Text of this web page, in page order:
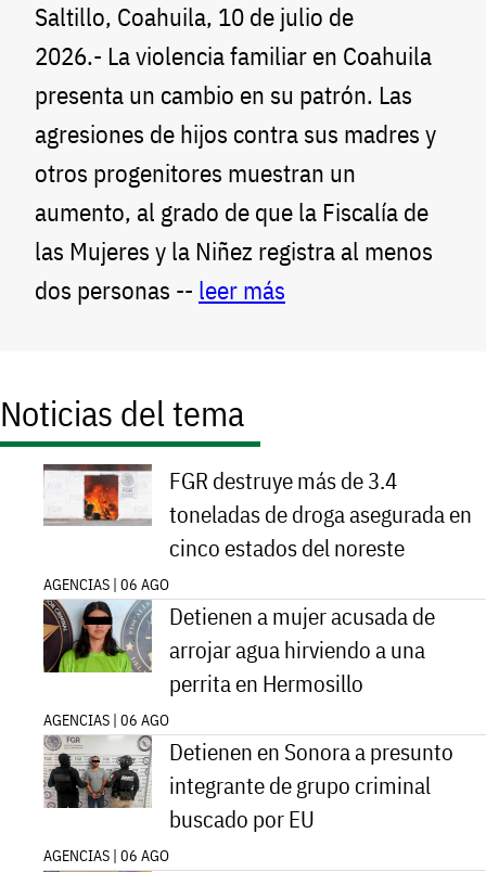
Saltillo, Coahuila, 10 de julio de
2026.- La violencia familiar en Coahuila
presenta un cambio en su patrón. Las
agresiones de hijos contra sus madres y
otros progenitores muestran un
aumento, al grado de que la Fiscalía de
las Mujeres y la Niñez registra al menos
dos personas -- leer más
Noticias del tema
FGR destruye más de 3.4
toneladas de droga asegurada en
cinco estados del noreste
AGENCIAS | 06 AGO
Detienen a mujer acusada de
arrojar agua hirviendo a una
perrita en Hermosillo
AGENCIAS | 06 AGO
Detienen en Sonora a presunto
integrante de grupo criminal
buscado por EU
AGENCIAS | 06 AGO